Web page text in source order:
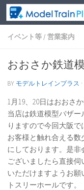
イベント等 /営業案内
おおさか鉄道
BY モデルトレインプラス ·
1月19、20日はおおさ
当店は鉄道模型バザ
りますので今回大阪
お客様と触れ合える
にしております。是
ございましたら直接
いただけますようお
トスリーホールです。